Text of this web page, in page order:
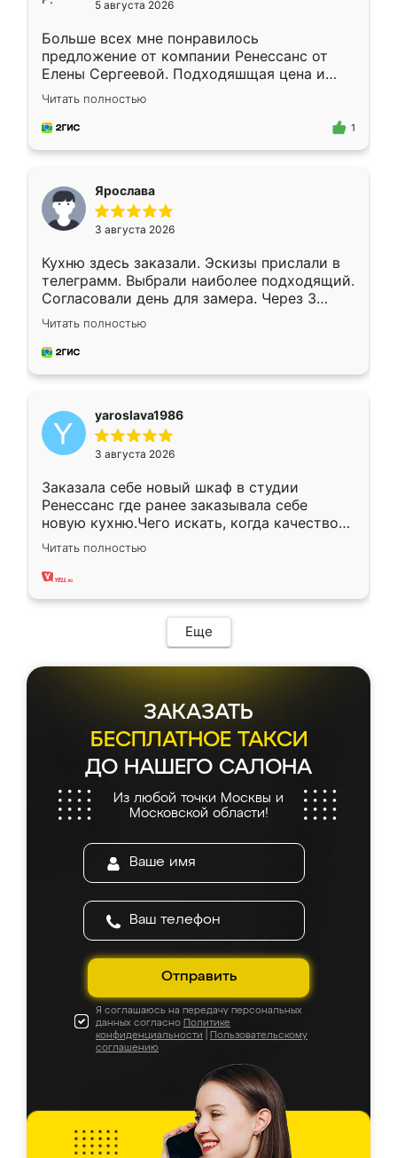
5 августа 2026
Больше всех мне понравилось
предложение от компании Ренессанс от
Елены Сергеевой. Подходяшщая цена и
короткие сроки изготовления. Приехавший
для замера сотрудник Владислав
предложил по моему эскизу самый
Читать полностью
1
Ярослава
3 августа 2026
Кухню здесь заказали. Эскизы прислали в
телеграмм. Выбрали наиболее подходящий.
Согласовали день для замера. Через 3
недели кухня была уже готова. Остались
довольны работой. Спасибо Ренессанс
мебель за качественную работу!
Читать полностью
yaroslava1986
3 августа 2026
Заказала себе новый шкаф в студии
Ренессанс где ранее заказывала себе
новую кухню.Чего искать, когда качеством
вполне довольна. Служит кухня уже почти
два года, нареканий нет.
Читать полностью
Еще
ЗАКАЗАТЬ
БЕСПЛАТНОЕ ТАКСИ
ДО НАШЕГО САЛОНА
Из любой точки Москвы и
Московской области!
Отправить
Я соглашаюсь на передачу персональных
данных согласно Политике
конфиденциальности
Пользовательскому
соглашению